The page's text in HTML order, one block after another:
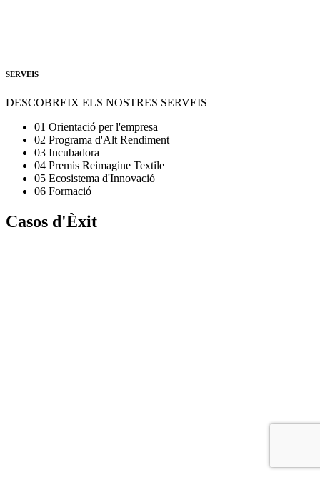
SERVEIS
DESCOBREIX ELS NOSTRES SERVEIS
01 Orientació per l'empresa
02 Programa d'Alt Rendiment
03 Incubadora
04 Premis Reimagine Textile
05 Ecosistema d'Innovació
06 Formació
Casos d'Èxit